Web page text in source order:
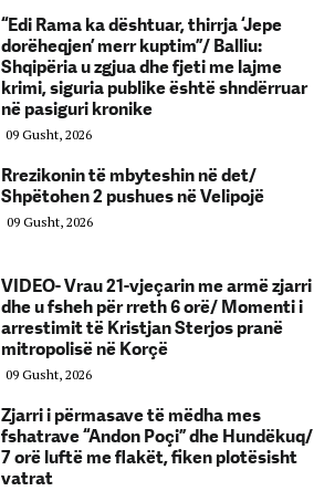
“Edi Rama ka dështuar, thirrja ‘Jepe
dorëheqjen’ merr kuptim”/ Balliu:
Shqipëria u zgjua dhe fjeti me lajme
krimi, siguria publike është shndërruar
në pasiguri kronike
09 Gusht, 2026
Rrezikonin të mbyteshin në det/
Shpëtohen 2 pushues në Velipojë
09 Gusht, 2026
VIDEO- Vrau 21-vjeçarin me armë zjarri
dhe u fsheh për rreth 6 orë/ Momenti i
arrestimit të Kristjan Sterjos pranë
mitropolisë në Korçë
09 Gusht, 2026
Zjarri i përmasave të mëdha mes
fshatrave “Andon Poçi” dhe Hundëkuq/
7 orë luftë me flakët, fiken plotësisht
vatrat